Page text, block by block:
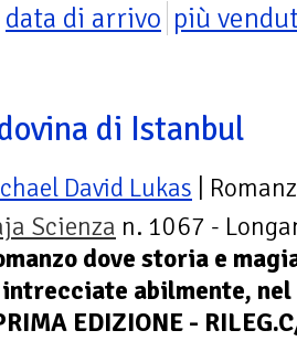
data di arrivo più
di Istanbul
David Lukas |
Scienza n. 1067 -
dove storia e
abilmente,
EDIZIONE -